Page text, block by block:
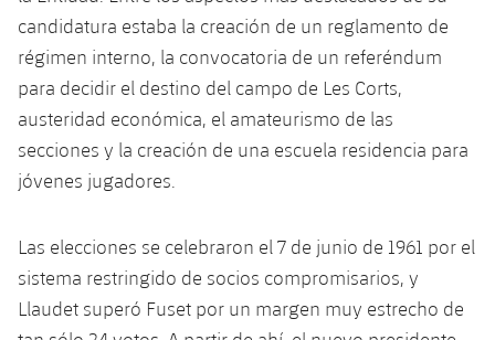
plusicon
más
Instalaciones
Spotify Camp Nou
Palau Blaugrana
Estadi Johan Cruyff
SUB12
SUB11 A
SUB10 B
SUB13 B
SUB11 C
Entradas
Gameday Shows
Resultados
Jugadores
Fotos
Base
Barça Atlètic
Junior
Cadete A
Infantil A
Campus Verano
PLUSICON
MÁS
Primer Equipo
Actualidad
Calendario
Entradas
Barça Atlètic
plusicon
más
Actualidad
Calendario
Base
plusicon
más
Actualidad
PLUSICON
MÁS
candidatura estaba la creación de un reglamento de
régimen interno, la convocatoria de un referéndum
para decidir el destino del campo de Les Corts,
austeridad económica, el amateurismo de las
secciones y la creación de una escuela residencia para
jóvenes jugadores.
Las elecciones se celebraron el 7 de junio de 1961 por el
sistema restringido de socios compromisarios, y
Llaudet superó Fuset por un margen muy estrecho de